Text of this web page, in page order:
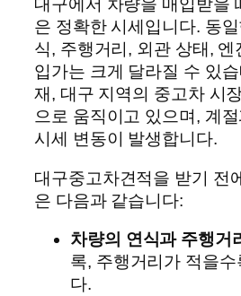
대구에서 차량을 매입받을
은 정확한 시세입니다. 동
식, 주행거리, 외관 상태, 엔
입가는 크게 달라질 수 있
재, 대구 지역의 중고차 시
으로 움직이고 있으며, 계
시세 변동이 발생합니다.
대구중고차견적을 받기 전
은 다음과 같습니다:
차량의 연식과 주행거
록, 주행거리가 적을수
다.